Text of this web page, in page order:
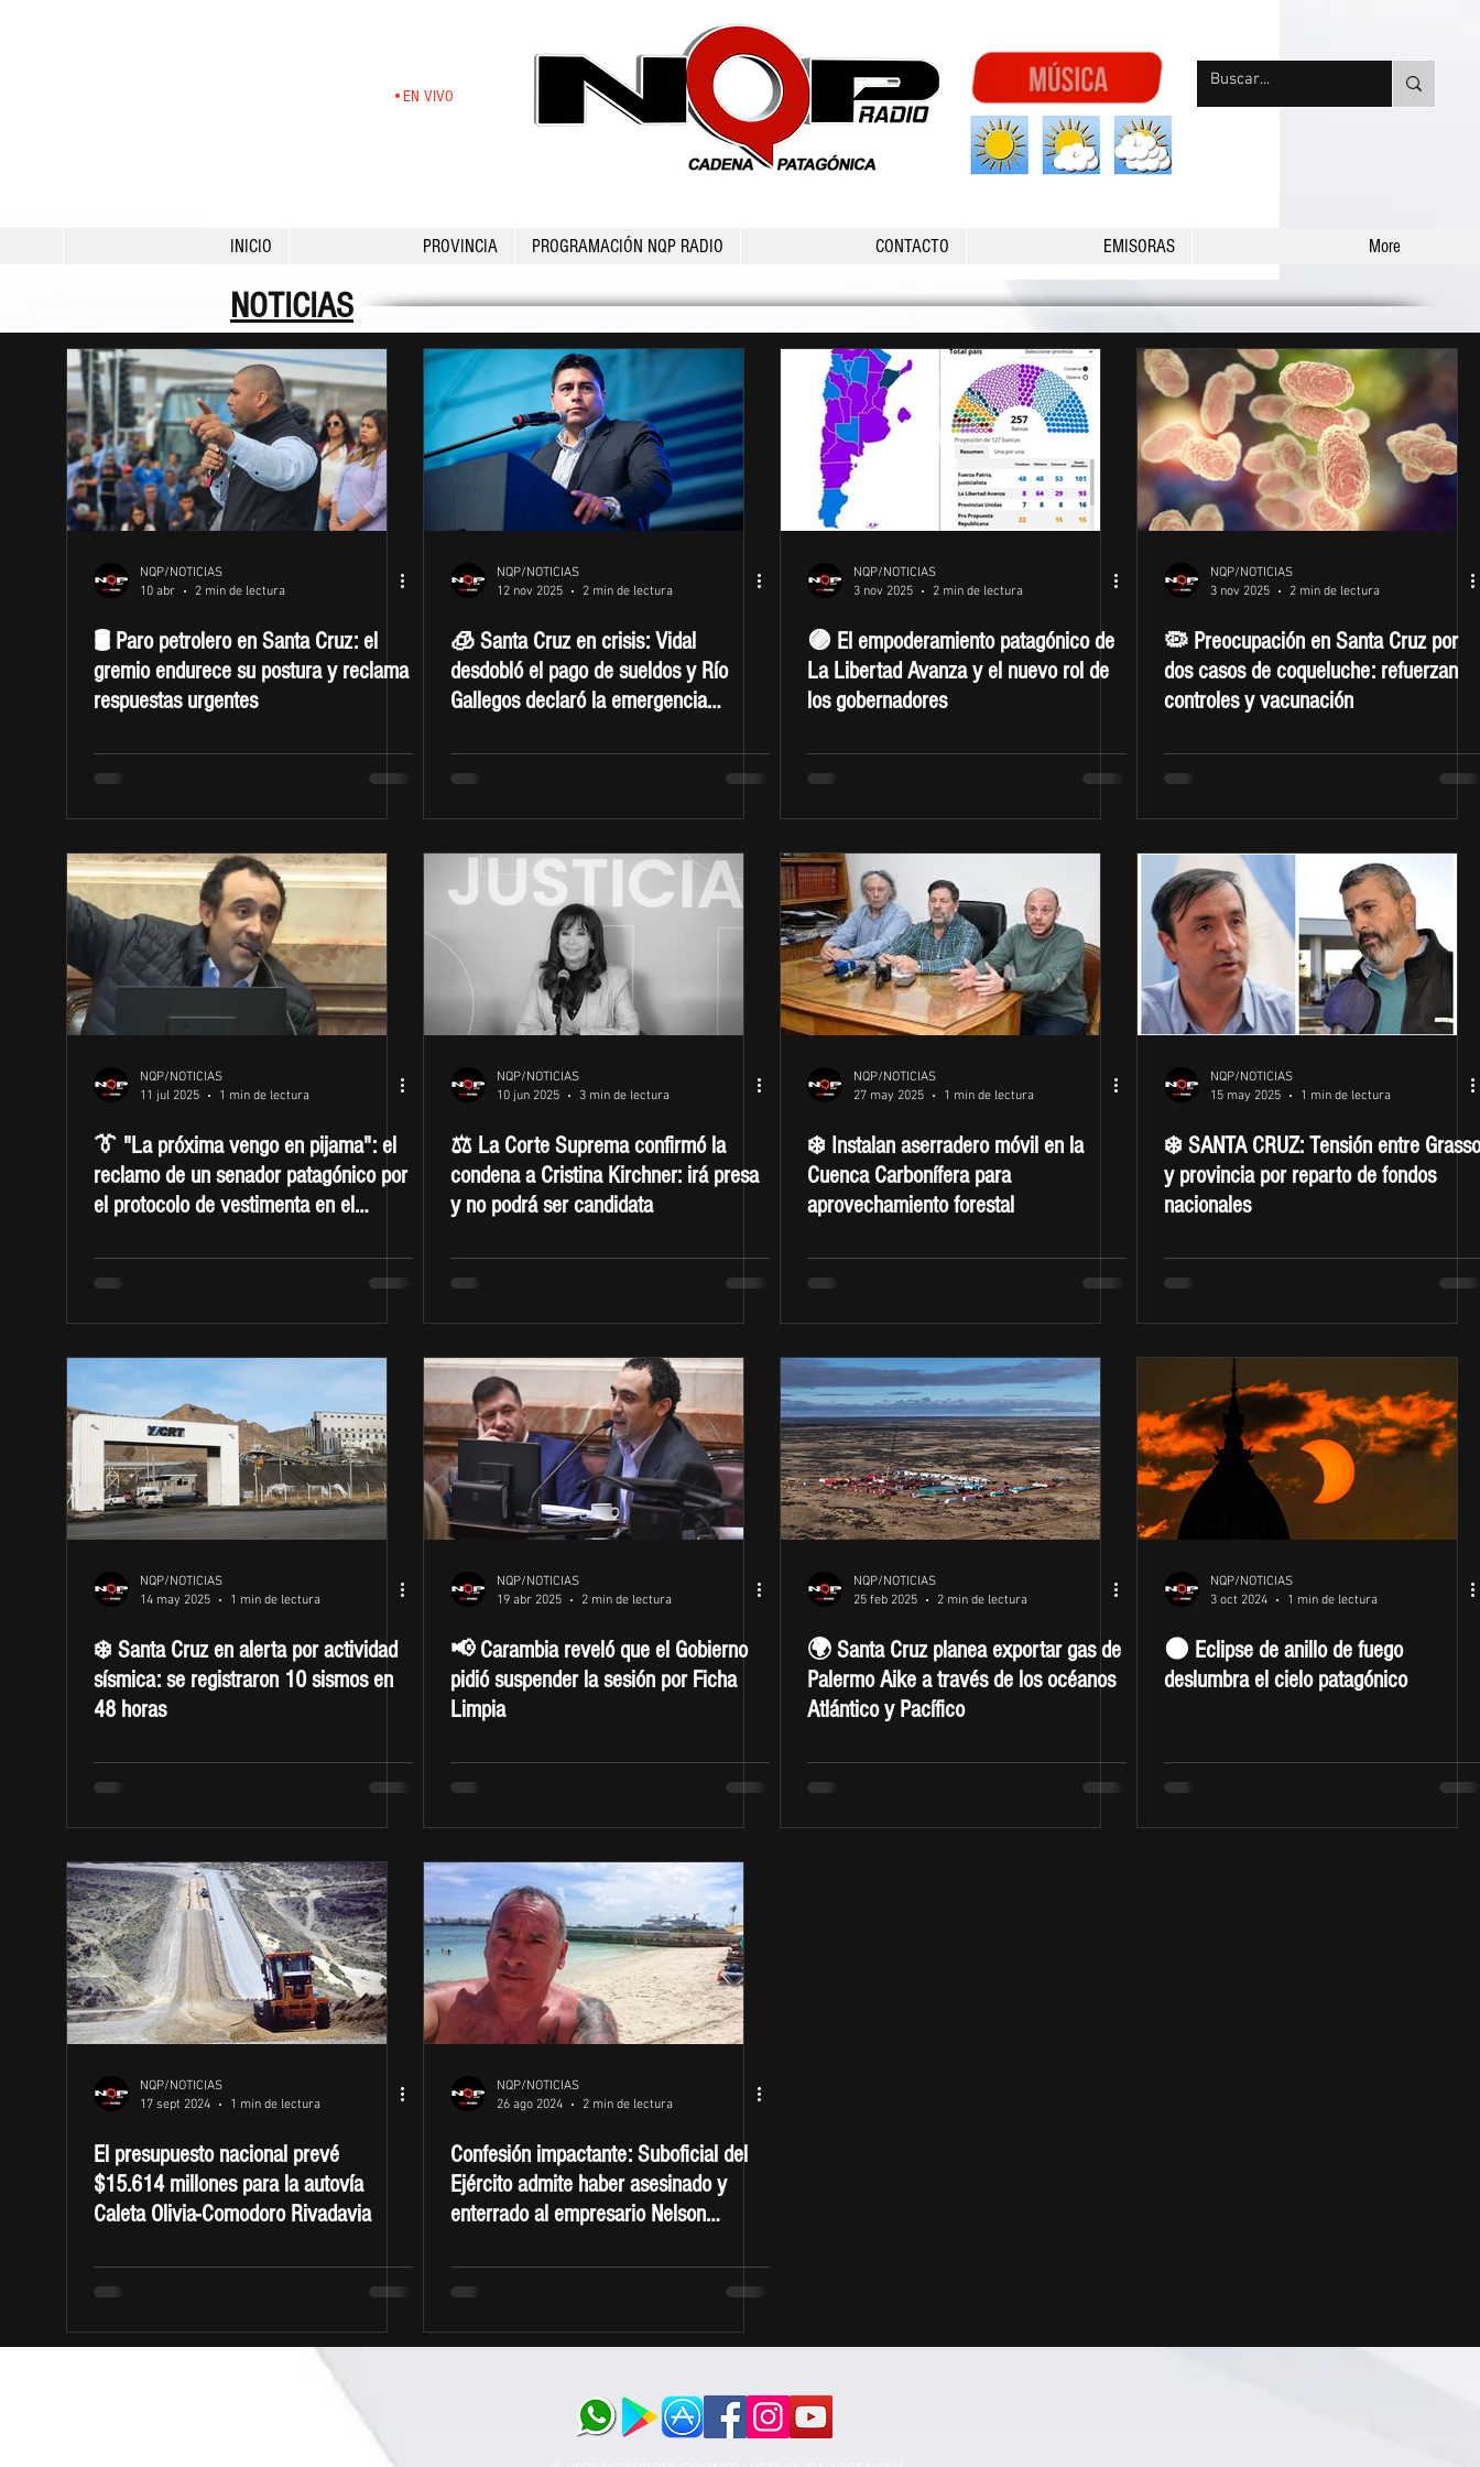
•EN VIVO
INICIO PROVINCIA PROGRAMACIÓN NQP RADIO CONTACTO EMISORAS More
NOTICIAS
NQP/NOTICIAS
10 abr
2 min de lectura
🛢️ Paro petrolero en Santa Cruz: el
gremio endurece su postura y reclama
respuestas urgentes
NQP/NOTICIAS
12 nov 2025
2 min de lectura
🧊 Santa Cruz en crisis: Vidal
desdobló el pago de sueldos y Río
Gallegos declaró la emergencia
NQP/NOTICIAS
3 nov 2025
2 min de lectura
🟣 El empoderamiento patagónico de
La Libertad Avanza y el nuevo rol de
los gobernadores
NQP/NOTICIAS
3 nov 2025
2 min de lectura
🦠 Preocupación en Santa Cruz por
dos casos de coqueluche: refuerzan
controles y vacunación
NQP/NOTICIAS
11 jul 2025
1 min de lectura
👔 "La próxima vengo en pijama": el
reclamo de un senador patagónico por
el protocolo de vestimenta en el
NQP/NOTICIAS
10 jun 2025
3 min de lectura
⚖️ La Corte Suprema confirmó la
condena a Cristina Kirchner: irá presa
y no podrá ser candidata
NQP/NOTICIAS
27 may 2025
1 min de lectura
❄️ Instalan aserradero móvil en la
Cuenca Carbonífera para
aprovechamiento forestal
NQP/NOTICIAS
15 may 2025
1 min de lectura
❄️ SANTA CRUZ: Tensión entre Grasso
y provincia por reparto de fondos
nacionales
NQP/NOTICIAS
14 may 2025
1 min de lectura
❄️ Santa Cruz en alerta por actividad
sísmica: se registraron 10 sismos en
48 horas
NQP/NOTICIAS
19 abr 2025
2 min de lectura
📢 Carambia reveló que el Gobierno
pidió suspender la sesión por Ficha
Limpia
NQP/NOTICIAS
25 feb 2025
2 min de lectura
🌍 Santa Cruz planea exportar gas de
Palermo Aike a través de los océanos
Atlántico y Pacífico
NQP/NOTICIAS
3 oct 2024
1 min de lectura
🌑 Eclipse de anillo de fuego
deslumbra el cielo patagónico
NQP/NOTICIAS
17 sept 2024
1 min de lectura
El presupuesto nacional prevé
$15.614 millones para la autovía
Caleta Olivia-Comodoro Rivadavia
NQP/NOTICIAS
26 ago 2024
2 min de lectura
Confesión impactante: Suboficial del
Ejército admite haber asesinado y
enterrado al empresario Nelson